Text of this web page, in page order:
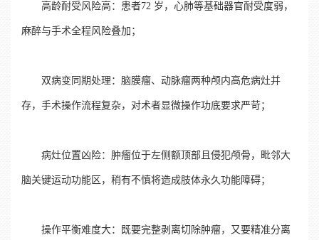
高龄耐受风险高：患者72 岁，心肺等基础器官耐受度弱，
麻醉与手术全程风险叠加；
双病变同期处理：脑膜瘤、动脉瘤两种颅内高危病灶并
存，手术操作流程复杂，对术者显微操作功底要求严苛；
病灶位置凶险：肿瘤位于左侧额顶部且侵犯颅骨，毗邻大
脑关键运动功能区，稍有不慎将造成肢体永久功能障碍；
操作平衡难度大：既要完整剥离切除肿瘤，又要精准分离